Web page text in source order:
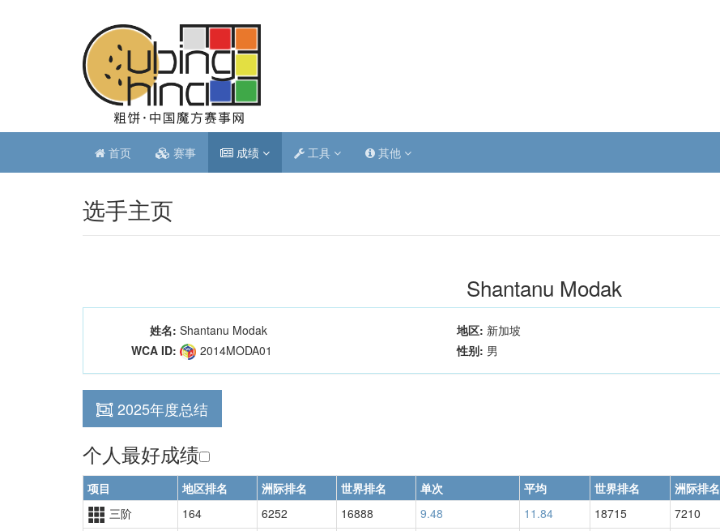
首页 赛事 成绩 工具 其他
选手主页
Shantanu Modak
姓名: Shantanu Modak 地区: 新加坡
WCA ID:
2014MODA01 性别: 男
2025年度总结
个人最好成绩
项目 地区排名 洲际排名 世界排名 单次 平均 世界排名 洲际排名
三阶
164 6252 16888 9.48 11.84 18715 7210